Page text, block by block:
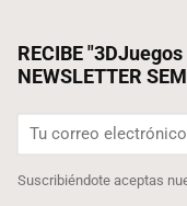
RECIBE
NEWSLETTER
Suscribiéndote aceptas